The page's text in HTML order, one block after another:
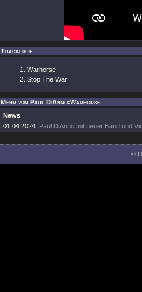
Trackliste
Warhorse
Stop The War
Mehr von Paul DiAnno:Warhorse
News
01.04.2024: Paul DiAnno mit neuer Band und
©